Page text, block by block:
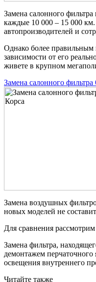
Замена салонного
каждые 10 000 – 15 000
автопроизводителей и
Однако более правильным
зависимости от его
живете в крупном
Замена салонного
Замена воздушных
новых моделей не
Для сравнения
Замена фильтра,
демонтажем
освещения внутреннего
Читайте также